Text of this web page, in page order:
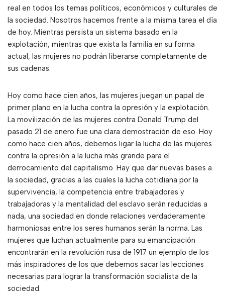
real en todos los temas políticos, económicos y culturales de
la sociedad. Nosotros hacemos frente a la misma tarea el día
de hoy. Mientras persista un sistema basado en la
explotación, mientras que exista la familia en su forma
actual, las mujeres no podrán liberarse completamente de
sus cadenas.
Hoy como hace cien años, las mujeres juegan un papal de
primer plano en la lucha contra la opresión y la explotación.
La movilización de las mujeres contra Donald Trump del
pasado 21 de enero fue una clara demostración de eso. Hoy
como hace cien años, debemos ligar la lucha de las mujeres
contra la opresión a la lucha más grande para el
derrocamiento del capitalismo. Hay que dar nuevas bases a
la sociedad, gracias a las cuales la lucha cotidiana por la
supervivencia, la competencia entre trabajadores y
trabajadoras y la mentalidad del esclavo serán reducidas a
nada, una sociedad en donde relaciones verdaderamente
harmoniosas entre los seres humanos serán la norma. Las
mujeres que luchan actualmente para su emancipación
encontrarán en la revolución rusa de 1917 un ejemplo de los
más inspiradores de los que debemos sacar las lecciones
necesarias para lograr la transformación socialista de la
sociedad.